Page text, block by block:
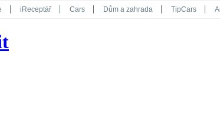
iReceptář Cars Dům a zahrada TipCars